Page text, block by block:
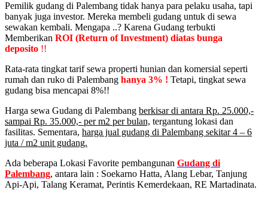
Pemilik gudang di Palembang tidak hanya para pelaku usaha, tapi
banyak juga investor. Mereka membeli gudang untuk di sewa
sewakan kembali. Mengapa ..? Karena Gudang terbukti
Memberikan ROI (Return of Investment) diatas bunga
deposito !!
Rata-rata tingkat tarif sewa properti hunian dan komersial seperti
rumah dan ruko di Palembang hanya 3% ! Tetapi, tingkat sewa
gudang bisa mencapai 8%!!
Harga sewa Gudang di Palembang berkisar di antara Rp. 25.000,-
sampai Rp. 35.000,- per m2 per bulan, tergantung lokasi dan
fasilitas. Sementara, harga jual gudang di Palembang sekitar 4 – 6
juta / m2 unit gudang.
Ada beberapa Lokasi Favorite pembangunan Gudang di
Palembang, antara lain : Soekarno Hatta, Alang Lebar, Tanjung
Api-Api, Talang Keramat, Perintis Kemerdekaan, RE Martadinata.